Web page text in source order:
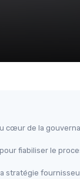
cœur de la
fiabiliser le
stratégie